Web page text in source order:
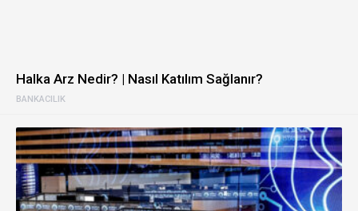
BANKACILIK
Halka Arz Nedir? | Nasıl Katılım Sağlanır?